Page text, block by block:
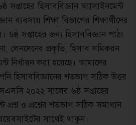
হিসাববিজ্ঞান অ্যাসাইনমেন্ট
ব্যবসায় শিক্ষা বিভাগের শিক্ষার্থীদের
সপ্তাহের জন্য হিসাববিজ্ঞান পাঠ্য
লেনদেনের প্রকৃতি, হিসাব সমিকরন
নির্ধারন করা হয়েছে। আমাদের
হিসাববিজ্ঞানের শতভাগ সঠিক উত্তর
২০২২ সালের ৬ষ্ঠ সপ্তাহের
প্রশ্ন ও প্রশ্নের শতভাগ সঠিক সমাধান
সাথেই থাকুন।